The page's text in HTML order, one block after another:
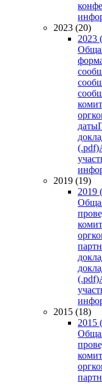
2023 (20)
2023
даты
(.pdf)
2019 (19)
2019
(.pdf)
2015 (18)
2015